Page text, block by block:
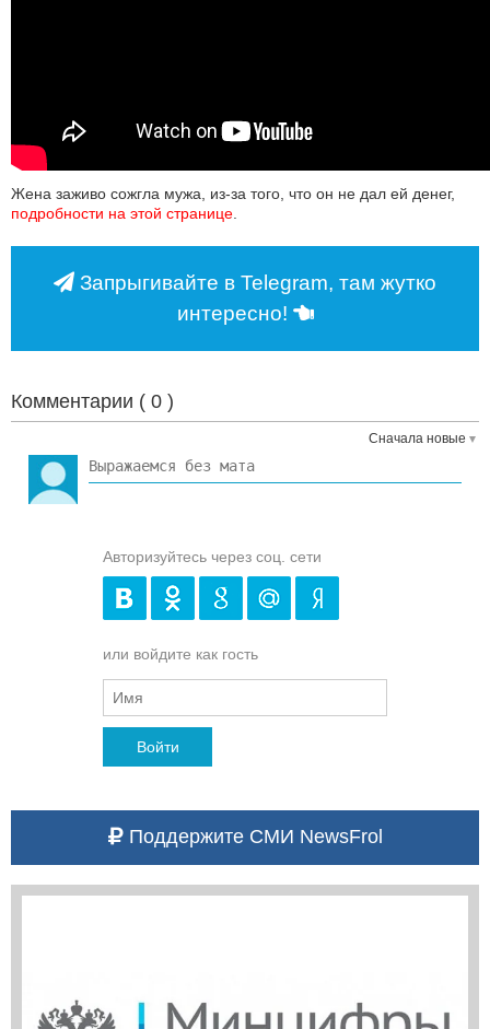
Жена заживо сожгла мужа, из-за того, что он не дал ей денег,
подробности на этой странице.
Запрыгивайте в Telegram, там жутко
интересно!
Комментарии ( 0 )
Сначала новые
Авторизуйтесь через соц. сети
или войдите как гость
Войти
Поддержите СМИ NewsFrol